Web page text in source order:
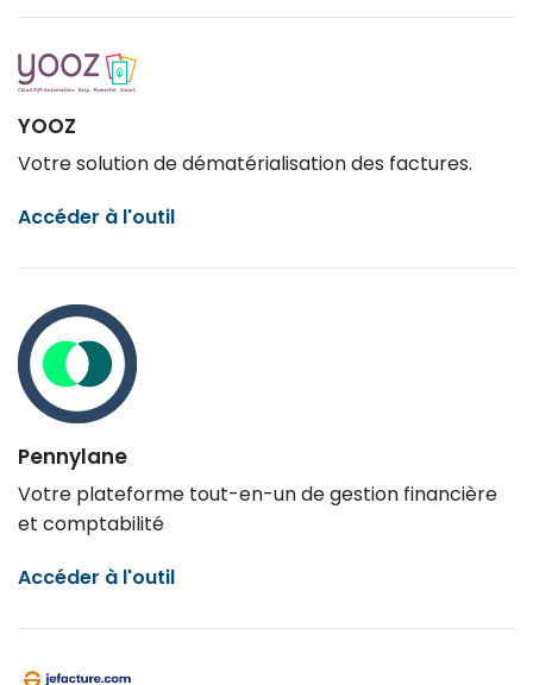
YOOZ
Votre solution de dématérialisation des factures.
Accéder à l'outil
Pennylane
Votre plateforme tout-en-un de gestion financière
et comptabilité
Accéder à l'outil